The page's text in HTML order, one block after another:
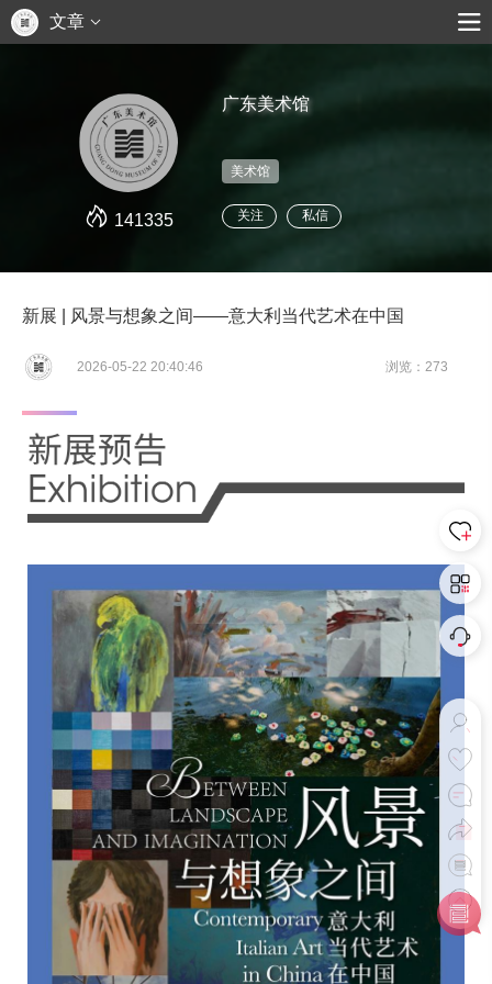
文章
141335
广东美术馆
美术馆
关注 私信
新展 | 风景与想象之间——意大利当代艺术在中国
2026-05-22 20:40:46 浏览：273